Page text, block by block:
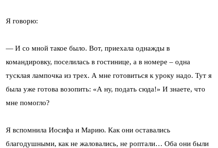
Я говорю:
— И со мной такое было. Вот, приехала однажды в
командировку, поселилась в гостинице, а в номере – одна
тусклая лампочка из трех. А мне готовиться к уроку надо. Тут я
была уже готова возопить: «А ну, подать сюда!» И знаете, что
мне помогло?
Я вспомнила Иосифа и Марию. Как они оставались
благодушными, как не жаловались, не роптали… Оба они были